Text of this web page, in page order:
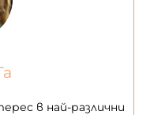
в най-различни